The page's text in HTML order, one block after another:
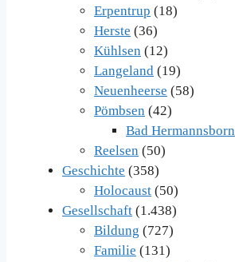
Erpentrup (18)
Herste (36)
Kühlsen (12)
Langeland (19)
Neuenheerse (58)
Pömbsen (42)
Bad Hermannsborn
Reelsen (50)
Geschichte (358)
Holocaust (50)
Gesellschaft (1.438)
Bildung (727)
Familie (131)